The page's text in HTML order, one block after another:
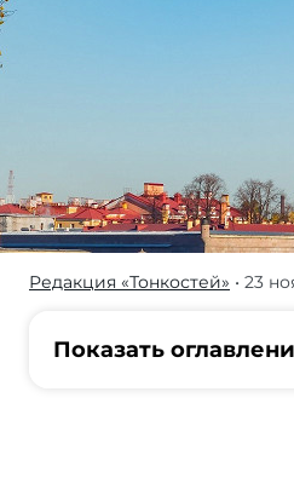
Петербург —
действия
Редакция «Тонкостей» • 23
Показать